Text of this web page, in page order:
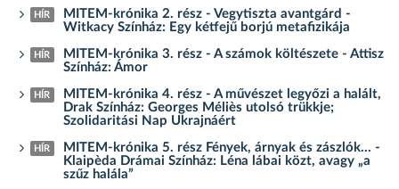
HÍR
MITEM-krónika 2. rész - Vegytiszta avantgárd -
Witkacy Színház: Egy kétfejű borjú metafizikája
HÍR
MITEM-krónika 3. rész - A számok költészete - Attisz
Színház: Ámor
HÍR
MITEM-krónika 4. rész - A művészet legyőzi a halált,
Drak Színház: Georges Méliès utolsó trükkje;
Szolidaritási Nap Ukrajnáért
HÍR
MITEM-krónika 5. rész Fények, árnyak és zászlók… -
Klaipèda Drámai Színház: Léna lábai közt, avagy „a
szűz halála”